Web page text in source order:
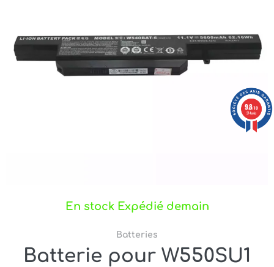
En stock Expédié demain
Batteries
Batterie pour W550SU1
9.8/10
374 avis